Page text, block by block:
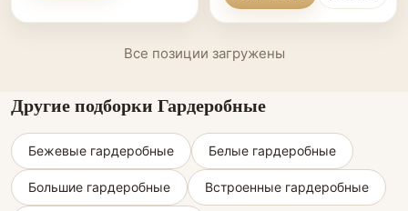
Все позиции загружены
Другие подборки Гардеробные
Бежевые гардеробные Белые гардеробные
Большие гардеробные Встроенные гардеробные